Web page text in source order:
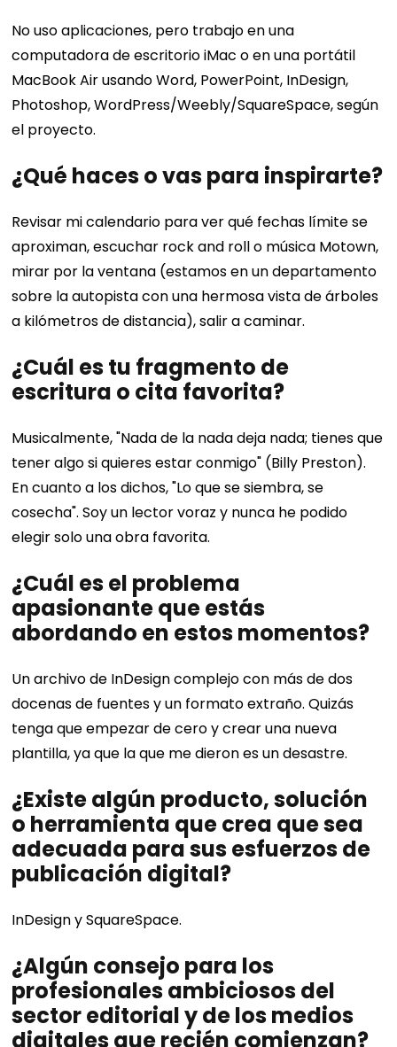
No uso aplicaciones, pero trabajo en una
computadora de escritorio iMac o en una portátil
MacBook Air usando Word, PowerPoint, InDesign,
Photoshop, WordPress/Weebly/SquareSpace, según
el proyecto.
¿Qué haces o vas para inspirarte?
Revisar mi calendario para ver qué fechas límite se
aproximan, escuchar rock and roll o música Motown,
mirar por la ventana (estamos en un departamento
sobre la autopista con una hermosa vista de árboles
a kilómetros de distancia), salir a caminar.
¿Cuál es tu fragmento de
escritura o cita favorita?
Musicalmente, "Nada de la nada deja nada; tienes que
tener algo si quieres estar conmigo" (Billy Preston).
En cuanto a los dichos, "Lo que se siembra, se
cosecha". Soy un lector voraz y nunca he podido
elegir solo una obra favorita.
¿Cuál es el problema
apasionante que estás
abordando en estos momentos?
Un archivo de InDesign complejo con más de dos
docenas de fuentes y un formato extraño. Quizás
tenga que empezar de cero y crear una nueva
plantilla, ya que la que me dieron es un desastre.
¿Existe algún producto, solución
o herramienta que crea que sea
adecuada para sus esfuerzos de
publicación digital?
InDesign y SquareSpace.
¿Algún consejo para los
profesionales ambiciosos del
sector editorial y de los medios
digitales que recién comienzan?